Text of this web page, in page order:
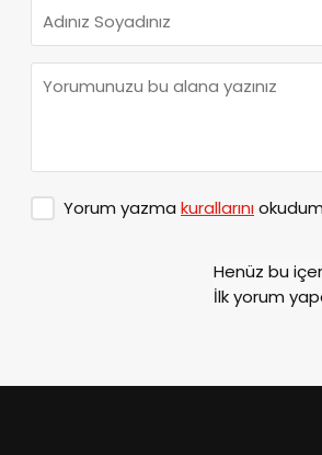
Yorum yazma kurallarını
Henüz bu
İlk yorum